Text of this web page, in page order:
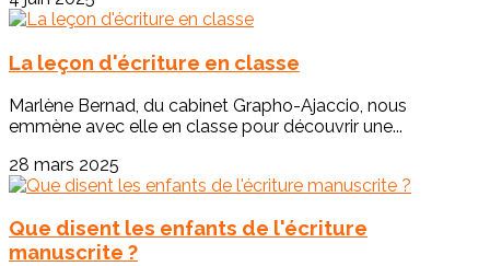
La leçon d'écriture en classe
Marlène Bernad, du cabinet Grapho-Ajaccio, nous
emmène avec elle en classe pour découvrir une...
28 mars 2025
Que disent les enfants de l'écriture
manuscrite ?